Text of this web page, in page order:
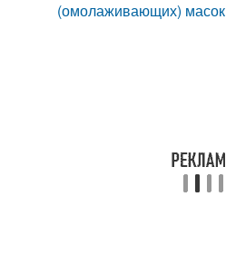
(омолаживающих) масок